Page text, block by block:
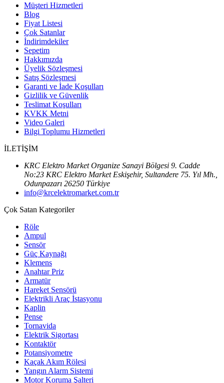
Müşteri Hizmetleri
Blog
Fiyat Listesi
Çok Satanlar
İndirimdekiler
Sepetim
Hakkımızda
Üyelik Sözleşmesi
Satış Sözleşmesi
Garanti ve İade Koşulları
Gizlilik ve Güvenlik
Teslimat Koşulları
KVKK Metni
Video Galeri
Bilgi Toplumu Hizmetleri
İLETİŞİM
KRC Elektro Market Organize Sanayi Bölgesi 9. Cadde
No:23 KRC Elektro Market Eskişehir, Sultandere 75. Yıl Mh.,
Odunpazarı 26250 Türkiye
info@krcelektromarket.com.tr
Çok Satan Kategoriler
Röle
Ampul
Sensör
Güç Kaynağı
Klemens
Anahtar Priz
Armatür
Hareket Sensörü
Elektrikli Araç İstasyonu
Kaplin
Pense
Tornavida
Elektrik Sigortası
Kontaktör
Potansiyometre
Kaçak Akım Rölesi
Yangın Alarm Sistemi
Motor Koruma Şalteri